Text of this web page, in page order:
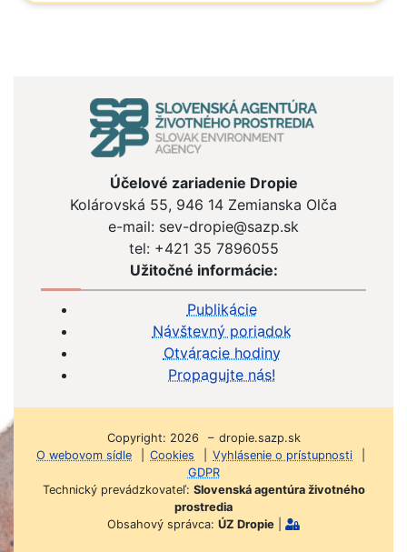
Účelové zariadenie Dropie
Kolárovská 55, 946 14 Zemianska Olča
e-mail: sev-dropie@sazp.sk
tel: +421 35 7896055
Užitočné informácie:
Publikácie
Návštevný poriadok
Otváracie hodiny
Propagujte nás!
Copyright: 2026 – dropie.sazp.sk
O webovom sídle
Cookies Vyhlásenie o prístupnosti
GDPR
Technický prevádzkovateľ: Slovenská agentúra životného
prostredia
Obsahový správca: ÚZ Dropie